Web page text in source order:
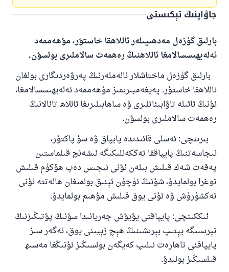
جاۋاپنىڭ تېكىستى
بارلىق گۈزەل مەدھىيىلەر ئاللاھقا خاستۇر، مۇھەممەد
ئەلەيھىسسالامغا ئاللاھنىڭ رەھمەت سالاملىرى بولسۇن.
بارلىق گۈزەل ماختاشلار ئالەملەرنىڭ پەرۋەردىگارى بولغان
ئاللاھقا خاستۇر. پەيغەمبىرىمىز مۇھەممەد ئەلەيھىسسالامغا،
ئۇنىڭ ئائىلە تاۋابىئاتلىرى ۋە ساھابىلىرىغا ئاللاھ تائالانىڭ
رەھمەت سالاملىرى بولسۇن.
بىرىنچى: ئەسلى قائىدىدە پايپاق ۋە سۇ پاكتۇر،
نىجاسەتنىڭ پايپاققا تەككەنلىكىگە ئىشەنچ قىلماستىن
پەقەت شەك قىلىش بىلەن ئۇنى نىجىس دەپ ھۆكۈم قىلىش
توغرا بولمايدۇ، شۇنىڭ ئۈچۈن ئېنىق بولمىغان ھالەتتە ئۇنى
تەكشۈرۈش ۋە ئۇنى يوق قىلىش مۇھىم بولمايدۇ.
ئىككىنچى: پايپاقنى يۇيۇش جەريانىدا سۇنىڭ پۇتىڭىزنىڭ
تېرىسىگە يېتىپ بېرىشىنىڭ ھېچ زېيىنى يوق، ئەگەر سىز
پايپاقنى تاھارەت ئىلىپ كەيگەن بولسىڭىز ئۇنىڭغا مەسىھ
قىلسىڭىز بولىدۇ.